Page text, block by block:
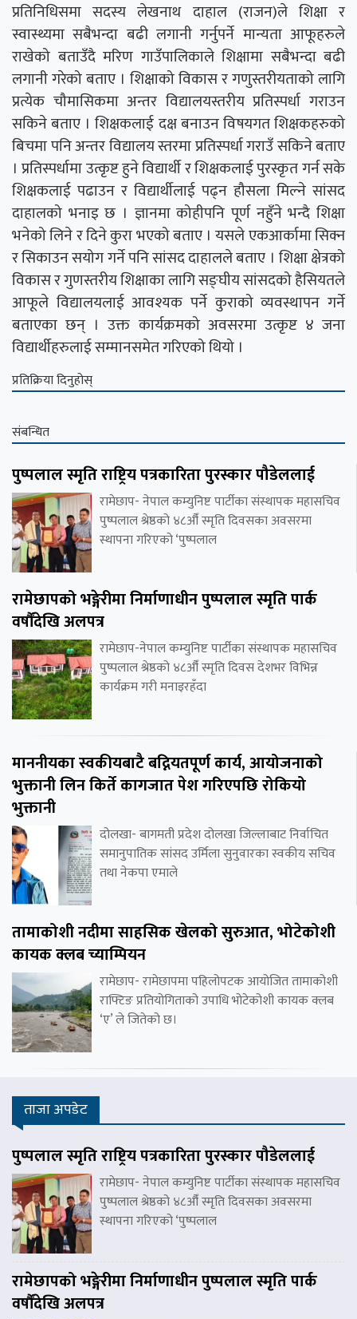
प्रतिनिधिसमा सदस्य लेखनाथ दाहाल (राजन)ले शिक्षा र
स्वास्थ्यमा सबैभन्दा बढी लगानी गर्नुपर्ने मान्यता आफूहरुले
राखेको बताउँदै मरिण गाउँपालिकाले शिक्षामा सबैभन्दा बढी
लगानी गरेको बताए । शिक्षाको विकास र गणुस्तरीयताको लागि
प्रत्येक चौमासिकमा अन्तर विद्यालयस्तरीय प्रतिस्पर्धा गराउन
सकिने बताए । शिक्षकलाई दक्ष बनाउन विषयगत शिक्षकहरुको
बिचमा पनि अन्तर विद्यालय स्तरमा प्रतिस्पर्धा गराउँ सकिने बताए
। प्रतिस्पर्धामा उत्कृष्ट हुने विद्यार्थी र शिक्षकलाई पुरस्कृत गर्न सके
शिक्षकलाई पढाउन र विद्यार्थीलाई पढ्न हौसला मिल्ने सांसद
दाहालको भनाइ छ । ज्ञानमा कोहीपनि पूर्ण नहुँने भन्दै शिक्षा
भनेको लिने र दिने कुरा भएको बताए । यसले एकआर्कामा सिक्न
र सिकाउन सयोग गर्ने पनि सांसद दाहालले बताए । शिक्षा क्षेत्रको
विकास र गुणस्तरीय शिक्षाका लागि सङ्घीय सांसदको हैसियतले
आफूले विद्यालयलाई आवश्यक पर्ने कुराको व्यवस्थापन गर्ने
बताएका छन् । उक्त कार्यक्रमको अवसरमा उत्कृष्ट ४ जना
विद्यार्थीहरुलाई सम्मानसमेत गरिएको थियो ।
प्रतिक्रिया दिनुहोस्
संबन्धित
पुष्पलाल स्मृति राष्ट्रिय पत्रकारिता पुरस्कार पौडेललाई
रामेछाप- नेपाल कम्युनिष्ट पार्टीका संस्थापक महासचिव
पुष्पलाल श्रेष्ठको ४८औँ स्मृति दिवसका अवसरमा
स्थापना गरिएको ‘पुष्पलाल
रामेछापको भङ्गेरीमा निर्माणाधीन पुष्पलाल स्मृति पार्क
वर्षौंदेखि अलपत्र
रामेछाप-नेपाल कम्युनिष्ट पार्टीका संस्थापक महासचिव
पुष्पलाल श्रेष्ठको ४८औँ स्मृति दिवस देशभर विभिन्न
कार्यक्रम गरी मनाइरहँदा
माननीयका स्वकीयबाटै बद्नियतपूर्ण कार्य, आयोजनाको
भुक्तानी लिन किर्ते कागजात पेश गरिएपछि रोकियो
भुक्तानी
दोलखा- बागमती प्रदेश दोलखा जिल्लाबाट निर्वाचित
समानुपातिक सांसद उर्मिला सुनुवारका स्वकीय सचिव
तथा नेकपा एमाले
तामाकोशी नदीमा साहसिक खेलको सुरुआत, भोटेकोशी
कायक क्लब च्याम्पियन
रामेछाप- रामेछापमा पहिलोपटक आयोजित तामाकोशी
राफ्टिङ प्रतियोगिताको उपाधि भोटेकोशी कायक क्लब
‘ए’ ले जितेको छ।
ताजा अपडेट
पुष्पलाल स्मृति राष्ट्रिय पत्रकारिता पुरस्कार पौडेललाई
रामेछाप- नेपाल कम्युनिष्ट पार्टीका संस्थापक महासचिव
पुष्पलाल श्रेष्ठको ४८औँ स्मृति दिवसका अवसरमा
स्थापना गरिएको ‘पुष्पलाल
रामेछापको भङ्गेरीमा निर्माणाधीन पुष्पलाल स्मृति पार्क
वर्षौंदेखि अलपत्र